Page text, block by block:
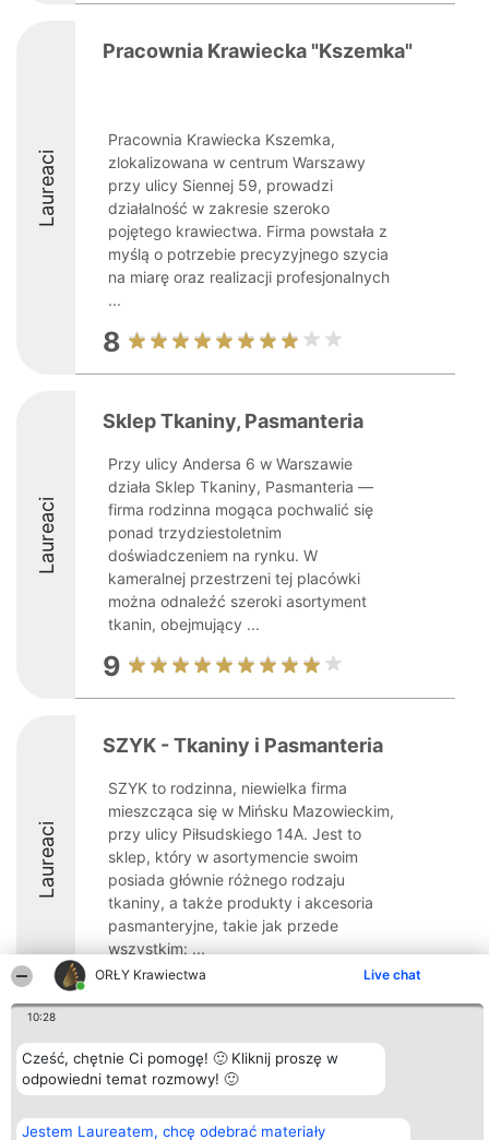
ORŁY Krawiectwa Live chat
10:28
Cześć, chętnie Ci pomogę! 🙂 Kliknij proszę w
odpowiedni temat rozmowy! 🙂
Jestem Laureatem, chcę odebrać materiały
Laureaci
Pracownia Krawiecka "Kszemka"
Pracownia Krawiecka Kszemka,
zlokalizowana w centrum Warszawy
przy ulicy Siennej 59, prowadzi
działalność w zakresie szeroko
pojętego krawiectwa. Firma powstała z
myślą o potrzebie precyzyjnego szycia
na miarę oraz realizacji profesjonalnych
...
8
Laureaci
Sklep Tkaniny, Pasmanteria
Przy ulicy Andersa 6 w Warszawie
działa Sklep Tkaniny, Pasmanteria —
firma rodzinna mogąca pochwalić się
ponad trzydziestoletnim
doświadczeniem na rynku. W
kameralnej przestrzeni tej placówki
można odnaleźć szeroki asortyment
tkanin, obejmujący ...
9
Laureaci
SZYK - Tkaniny i Pasmanteria
SZYK to rodzinna, niewielka firma
mieszcząca się w Mińsku Mazowieckim,
przy ulicy Piłsudskiego 14A. Jest to
sklep, który w asortymencie swoim
posiada głównie różnego rodzaju
tkaniny, a także produkty i akcesoria
pasmanteryjne, takie jak przede
wszystkim: ...
9.6
Organizator plebiscytu
Bright Side Solutions sp. z o.
o. sp. k.
Wrocław 50-079
Plebiscyt
Laureaci
Lista
Laureatów
Kontakt